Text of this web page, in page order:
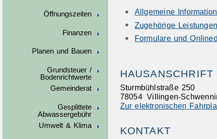
Öffnungszeiten
Finanzen
Planen und Bauen
Grundsteuer /
Bodenrichtwerte
Gemeinderat
Gesplittete
Abwassergebühr
Umwelt & Klima
Allgemeine
Zugehörige
Formulare und
HAUSANSCHRIFT
Sturmbühlstraße 250
78054 Villingen-
Zur elektronischen
KONTAKT